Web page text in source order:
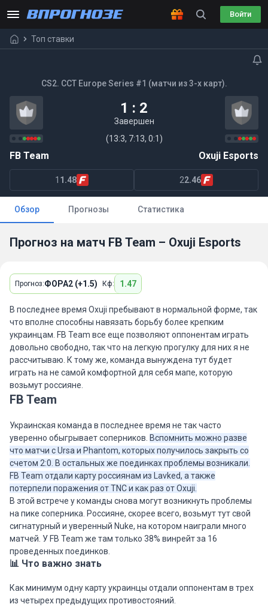
Войти
Топ ставки
CS2. CCT Europe Series #1 (матчи из 3-х карт).
1 : 2
Завершен
(13:3, 7:13, 0:1)
FB Team Oxuji Esports
1 1.48 22.46
Обзор Прогнозы Статистика
Прогноз на матч FB Team – Oxuji Esports
Прогноз:ФОРА2 (+1.5) Кф: 1.47
В последнее время Oxuji пребывают в нормальной форме, так
что вполне способны навязать борьбу более крепким
украинцам. FB Team все еще позволяют оппонентам играть
довольно свободно, так что на легкую прогулку для них я не
рассчитываю. К тому же, команда вынуждена тут будет
играть на не самой комфортной для себя мапе, которую
возьмут россияне.
FB Team
Украинская команда в последнее время не так часто
уверенно обыгрывает соперников. Вспомнить можно разве
что матчи с Ursa и Phantom, которых получилось закрыть со
счетом 2:0. В остальных же поединках проблемы возникали.
FB Team отдали карту россиянам из Lavked, а также
потерпели поражения от TNC и как раз от Oxuji.
В этой встрече у команды снова могут возникнуть проблемы
на пике соперника. Россияне, скорее всего, возьмут тут свой
сигнатурный и уверенный Nuke, на котором наиграли много
матчей. У FB Team же там только 38% винрейт за 16
проведенных поединков.
📊 Что важно знать
Как минимум одну карту украинцы отдали оппонентам в трех
из четырех предыдущих противостояний.